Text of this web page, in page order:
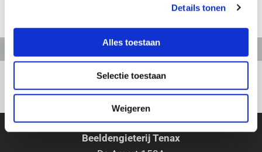
Details tonen
Alles toestaan
Selectie toestaan
Weigeren
+31413363164
Beeldengieterij Tenax